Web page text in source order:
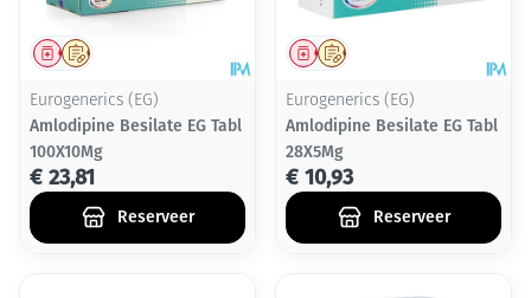
Op voorschrift
Geneesmiddel
Eurogenerics (EG)
Amlodipine Besilate EG Tabl
100X10Mg
€ 23,81
Reserveer
Op voorschrift
Geneesmiddel
Eurogenerics (EG)
Amlodipine Besilate EG Tabl
28X5Mg
€ 10,93
Reserveer